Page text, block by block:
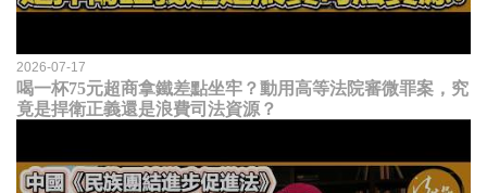
2026-07-17
喝一杯75元超商拿鐵差點坐牢？動用高等法院審微罪案，究
竟是捍衛正義還是浪費司法資源？